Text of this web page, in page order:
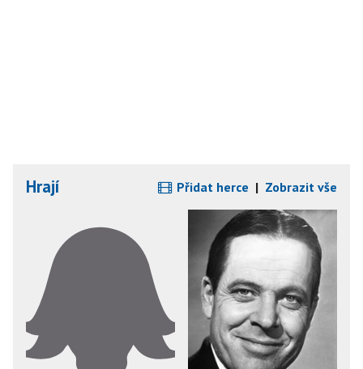
Hrají Přidat herce | Zobrazit vše